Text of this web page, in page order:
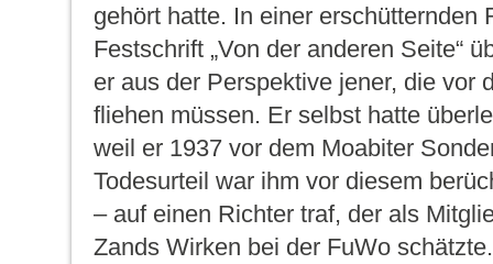
gehört hatte. In einer erschütternden
Festschrift „Von der anderen Seite“
er aus der Perspektive jener, die vor
fliehen müssen. Er selbst hatte
weil er 1937 vor dem Moabiter
Todesurteil war ihm vor diesem
– auf einen Richter traf, der als
Zands Wirken bei der FuWo